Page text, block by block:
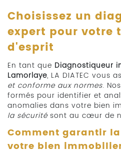
Choisissez un
expert pour
d'esprit
En tant que Diagnostiqueur
Lamorlaye, LA DIATEC vous
et conforme aux normes.
formés pour identifier et
anomalies dans votre bien
la sécurité sont au cœur de
Comment garantir
votre bien